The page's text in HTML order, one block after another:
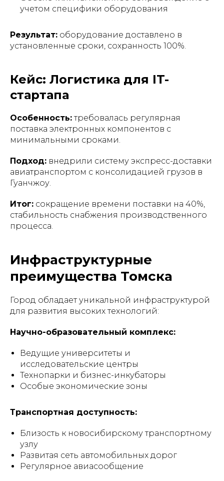
учетом специфики оборудования
Результат: оборудование доставлено в
установленные сроки, сохранность 100%.
Кейс: Логистика для IT-
стартапа
Особенность:требовалась регулярная
поставка электронных компонентов с
минимальными сроками.
Подход: внедрили систему экспресс-доставки
авиатранспортом с консолидацией грузов в
Гуанчжоу.
Итог: сокращение времени поставки на 40%,
стабильность снабжения производственного
процесса.
Инфраструктурные
преимущества Томска
Город обладает уникальной инфраструктурой
для развития высоких технологий:
Научно-образовательный комплекс:
Ведущие университеты и
исследовательские центры
Технопарки и бизнес-инкубаторы
Особые экономические зоны
Транспортная доступность:
Близость к новосибирскому транспортному
узлу
Развитая сеть автомобильных дорог
Регулярное авиасообщение